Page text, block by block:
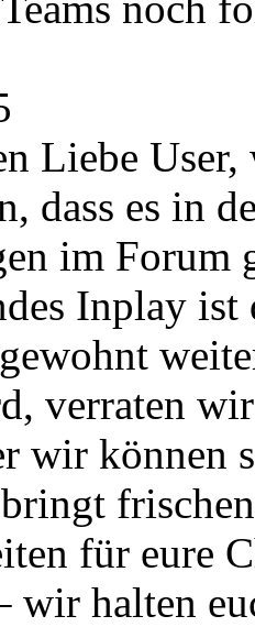
Liebe
dass es in
im Forum
Inplay
verraten
wir können
für eure
wir halten